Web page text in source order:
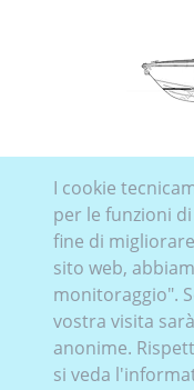
I cookie
per le funzioni
fine di
sito web,
monitoraggio".
vostra visita
anonime.
si veda